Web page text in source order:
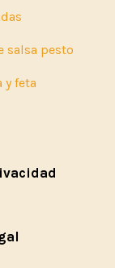
salsa pesto
y feta